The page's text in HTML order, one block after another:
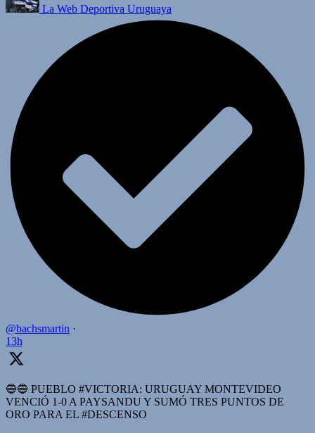
La Web Deportiva Uruguaya
@bachsmartin ·
13h
🔵🔵 PUEBLO #VICTORIA: URUGUAY MONTEVIDEO
VENCIÓ 1-0 A PAYSANDU Y SUMÓ TRES PUNTOS DE
ORO PARA EL #DESCENSO